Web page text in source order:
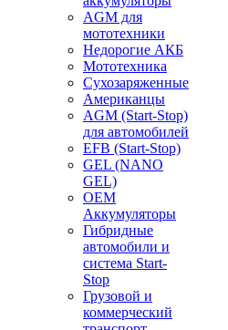
AGM для
мототехники
Недорогие АКБ
Мототехника
Сухозаряженные
Американцы
AGM (Start-Stop)
для автомобилей
EFB (Start-Stop)
GEL (NANO
GEL)
OEM
Аккумуляторы
Гибридные
автомобили и
система Start-
Stop
Грузовой и
коммерческий